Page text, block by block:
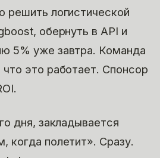
решить логистической
обернуть в API и
5% уже завтра. Команда
это работает. Спонсор
дня, закладывается
когда полетит». Сразу.